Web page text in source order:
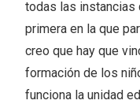
todas las instancias
primera en la que
creo que hay que
formación de los
funciona la unidad